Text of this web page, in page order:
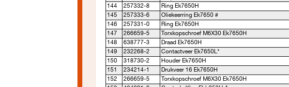
144
257332-8
Ring Ek7650H
145
257333-6
Oliekeerring Ek7650 #
146
257331-0
Ring Ek7650H
147
266659-5
Torxkopschroef M6X30 Ek7650H
148
638777-3
Draad Ek7650H
149
232268-2
Contactveer Ek7650L*
150
318730-2
Houder Ek7650H
151
234214-1
Drukveer 16 Ek7650H
152
266659-5
Torxkopschroef M6X30 Ek7650H